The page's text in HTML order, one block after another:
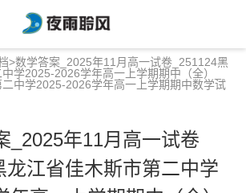
>数学答案_2025年11月高一试卷_251124黑
学2025-2026学年高一上学期期中（全）_
中学2025-2026学年高一上学期期中数学试
_2025年11月高一试卷
龙江省佳木斯市第二中学